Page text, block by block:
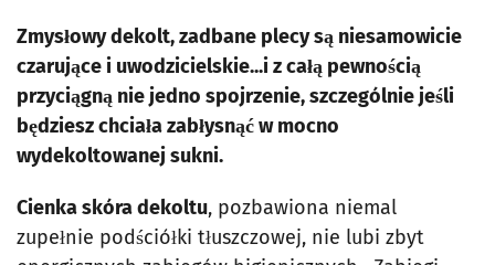
Zmysłowy dekolt, zadbane plecy są niesamowicie
czarujące i uwodzicielskie...i z całą pewnością
przyciągną nie jedno spojrzenie, szczególnie jeśli
będziesz chciała zabłysnąć w mocno
wydekoltowanej sukni.
Cienka skóra dekoltu, pozbawiona niemal
zupełnie podściółki tłuszczowej, nie lubi zbyt